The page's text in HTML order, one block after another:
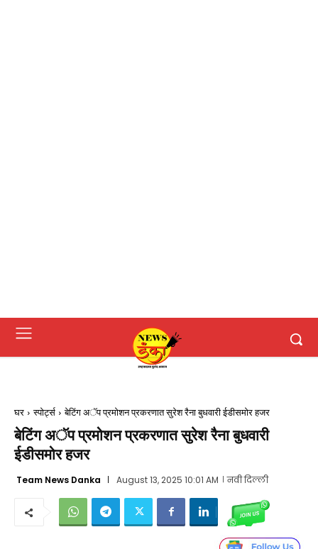
घर स्पोर्ट्स बेटिंग अॅप प्रमोशन प्रकरणात सुरेश रैना बुधवारी ईडीसमोर हजर
बेटिंग अॅप प्रमोशन प्रकरणात सुरेश रैना बुधवारी
ईडीसमोर हजर
Team News Danka August 13, 2025 10:01 AM नवी दिल्ली